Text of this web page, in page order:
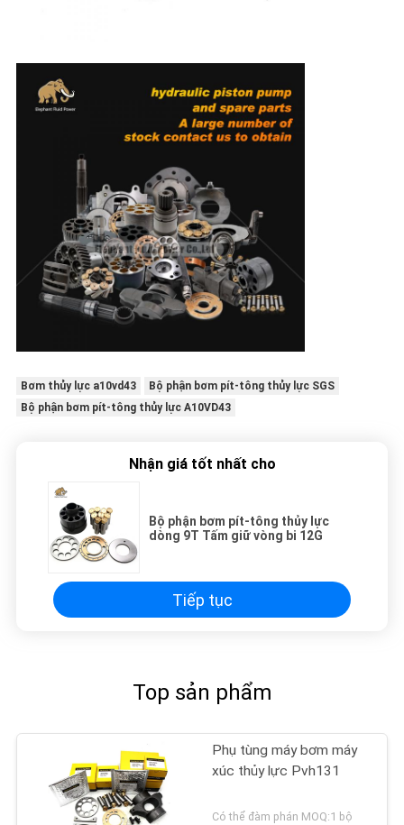
Bơm thủy lực a10vd43
Bộ phận bơm pít-tông thủy lực SGS
Bộ phận bơm pít-tông thủy lực A10VD43
Nhận giá tốt nhất cho
Bộ phận bơm pít-tông thủy lực
dòng 9T Tấm giữ vòng bi 12G
Tiếp tục
Top sản phẩm
Phụ tùng máy bơm máy
xúc thủy lực Pvh131
Có thể đàm phán MOQ:1 bộ